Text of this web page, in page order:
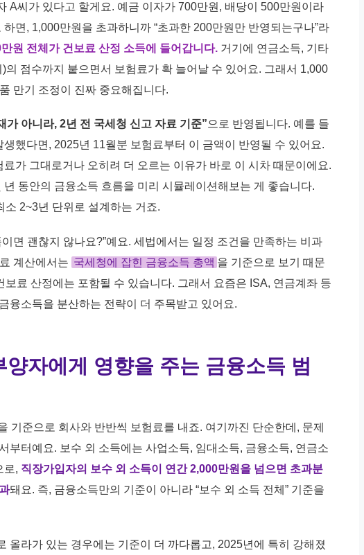
A씨가 있다고 할게요. 예금 이자가 700만원, 배당이 500만원이라
면, 1,000만원을 초과하니까 “초과한 200만원만 반영되는구나”라
원 전체가 건보료 산정 소득에 들어갑니다. 거기에 연금소득, 기타
의 점수까지 붙으면서 보험료가 확 늘어날 수 있어요. 그래서 1,000
만기 조정이 진짜 중요해집니다.
가 아니라, 2년 전 국세청 신고 자료 기준”으로 반영됩니다. 예를 들
했다면, 2025년 11월분 보험료부터 이 금액이 반영될 수 있어요.
가 그대로거나 오히려 더 오르는 이유가 바로 이 시차 때문이에요.
동안의 금융소득 흐름을 미리 시뮬레이션해보는 게 좋습니다.
소 2~3년 단위로 설계하는 거죠.
면 괜찮지 않나요?”예요. 세법에서는 일정 조건을 만족하는 비과
계산에서는 국세청에 잡힌 금융소득 총액 을 기준으로 보기 때문
보료 산정에는 포함될 수 있습니다. 그래서 요즘은 ISA, 연금계좌 등
융소득을 분산하는 전략이 더 주목받고 있어요.
양자에게 영향을 주는 금융소득 범
기준으로 회사와 반반씩 보험료를 내죠. 여기까진 단순한데, 문제
부터예요. 보수 외 소득에는 사업소득, 임대소득, 금융소득, 연금소
로, 직장가입자의 보수 외 소득이 연간 2,000만원을 넘으면 초과분
돼요. 즉, 금융소득만의 기준이 아니라 “보수 외 소득 전체” 기준을
올라가 있는 경우에는 기준이 더 까다롭고, 2025년에 특히 강해졌